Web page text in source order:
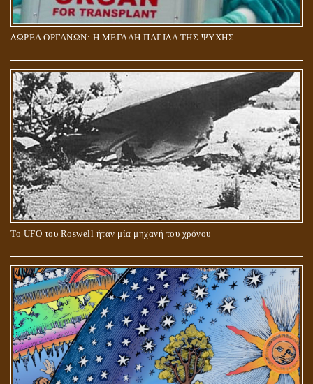
ΔΩΡΕΑ ΟΡΓΑΝΩΝ: Η ΜΕΓΑΛΗ ΠΑΓΙΔΑ ΤΗΣ ΨΥΧΗΣ
Το UFO του Roswell ήταν μία μηχανή του χρόνου